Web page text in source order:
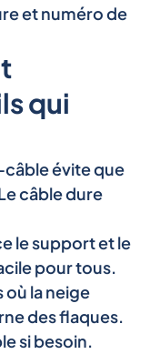
et numéro de
qui
évite que
câble dure
le support et le
pour tous.
où la neige
des flaques.
si besoin.